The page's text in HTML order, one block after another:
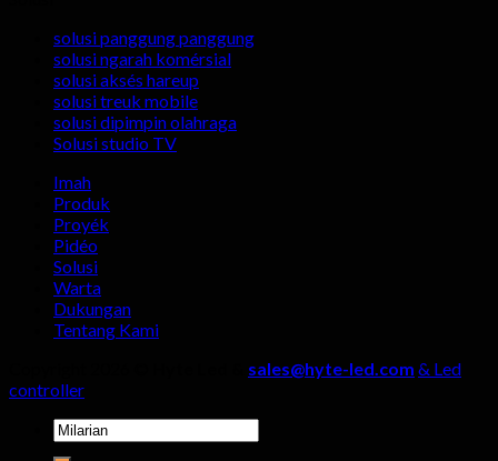
solusi panggung panggung
solusi ngarah komérsial
solusi aksés hareup
solusi treuk mobile
solusi dipimpin olahraga
Solusi studio TV
Imah
Produk
Proyék
Pidéo
Solusi
Warta
Dukungan
Tentang Kami
sales@hyte-led.com & Led
controller
Milarian
pikeun: